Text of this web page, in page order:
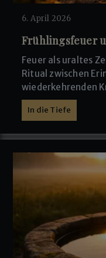
6. April 2026
Frühlingsfeuer
Feuer als uraltes
Ritual zwischen
wiederkehrenden
In die Tiefe